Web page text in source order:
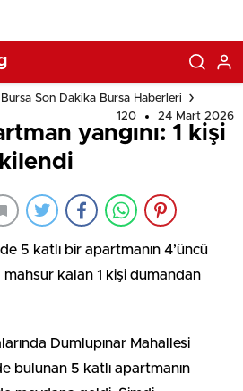
Son Dakika Bursa Haberleri
120
24 Mart 2026
yangını: 1 kişi
5 katlı bir apartmanın 4’üncü
mahsur kalan 1 kişi dumandan
Dumlupınar Mahallesi
bulunan 5 katlı apartmanın